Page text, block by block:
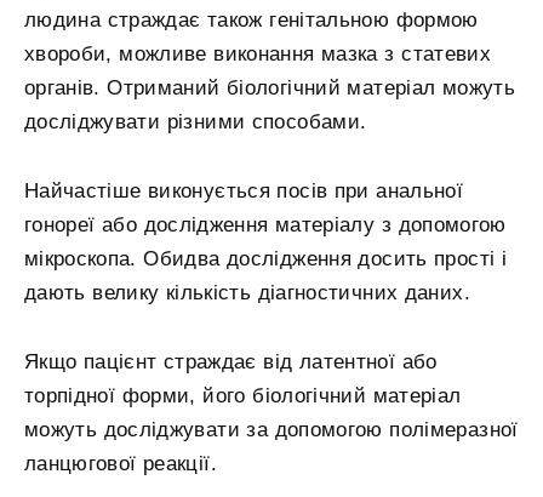
людина страждає також генітальною формою
хвороби, можливе виконання мазка з статевих
органів. Отриманий біологічний матеріал можуть
досліджувати різними способами.
Найчастіше виконується посів при анальної
гонореї або дослідження матеріалу з допомогою
мікроскопа. Обидва дослідження досить прості і
дають велику кількість діагностичних даних.
Якщо пацієнт страждає від латентної або
торпідної форми, його біологічний матеріал
можуть досліджувати за допомогою полімеразної
ланцюгової реакції.